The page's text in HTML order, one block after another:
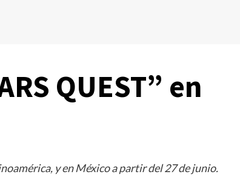
QUEST” en
y en México a partir del 27 de junio.